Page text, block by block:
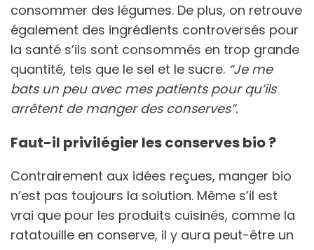
consommer des légumes. De plus, on retrouve
également des ingrédients controversés pour
la santé s’ils sont consommés en trop grande
quantité, tels que le sel et le sucre. “Je me
bats un peu avec mes patients pour qu’ils
arrêtent de manger des conserves”.
Faut-il privilégier les conserves bio ?
Contrairement aux idées reçues, manger bio
n’est pas toujours la solution. Même s’il est
vrai que pour les produits cuisinés, comme la
ratatouille en conserve, il y aura peut-être un